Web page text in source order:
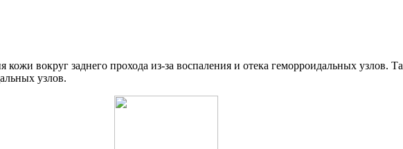
вокруг заднего прохода из-за воспаления и отека геморроидальных узлов.
узлов.